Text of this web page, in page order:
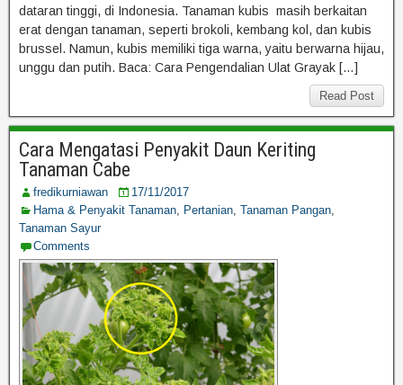
dataran tinggi, di Indonesia. Tanaman kubis masih berkaitan
erat dengan tanaman, seperti brokoli, kembang kol, dan kubis
brussel. Namun, kubis memiliki tiga warna, yaitu berwarna hijau,
unggu dan putih. Baca: Cara Pengendalian Ulat Grayak […]
Read Post
Cara Mengatasi Penyakit Daun Keriting
Tanaman Cabe
fredikurniawan
17/11/2017
Hama & Penyakit Tanaman, Pertanian, Tanaman Pangan,
Tanaman Sayur
Comments